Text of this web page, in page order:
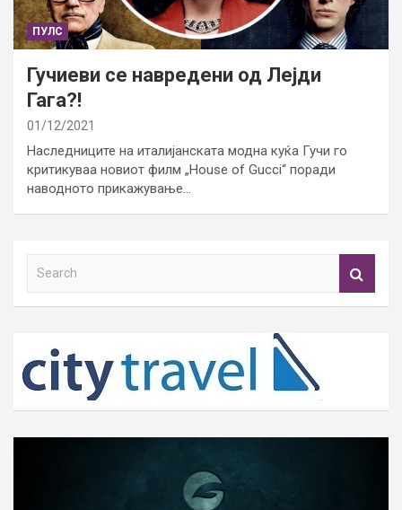
ПУЛС
Гучиеви се навредени од Лејди
Гага?!
01/12/2021
Наследниците на италијанската модна куќа Гучи го
критикуваа новиот филм „House of Gucci“ поради
наводното прикажување…
h